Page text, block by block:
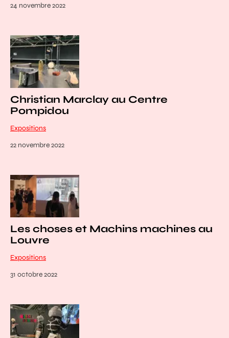
24 novembre 2022
Christian Marclay au Centre
Pompidou
Expositions
22 novembre 2022
Les choses et Machins machines au
Louvre
Expositions
31 octobre 2022